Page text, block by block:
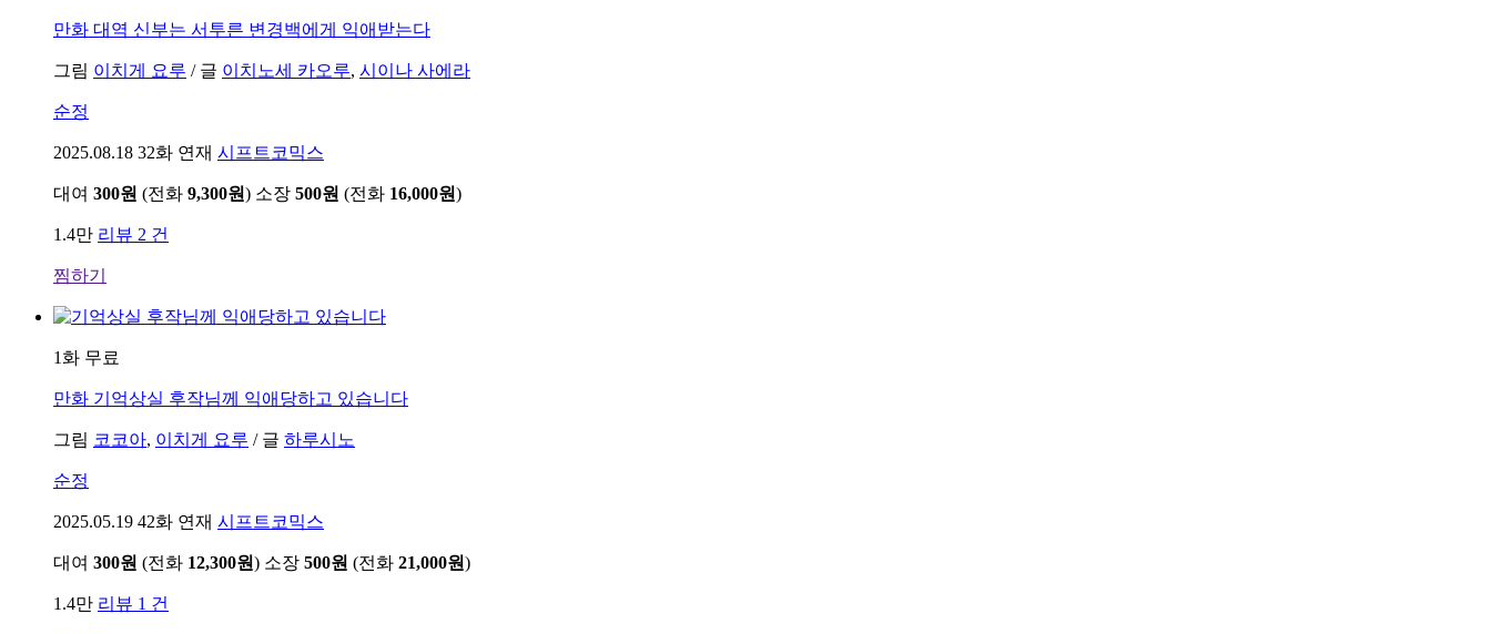
만화 대역 신부는 서투른 변경백에게 익애받는다
그림 이치게 요루 / 글 이치노세 카오루, 시이나 사에라
순정
2025.08.18 32화 연재 시프트코믹스
대여 300원 (전화 9,300원) 소장 500원 (전화 16,000원)
1.4만 리뷰 2 건
찜하기
1화 무료
만화 기억상실 후작님께 익애당하고 있습니다
그림 코코아, 이치게 요루 / 글 하루시노
순정
2025.05.19 42화 연재 시프트코믹스
대여 300원 (전화 12,300원) 소장 500원 (전화 21,000원)
1.4만 리뷰 1 건